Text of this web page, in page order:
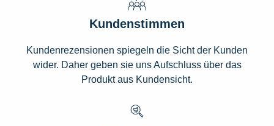
Kundenstimmen
Kundenrezensionen spiegeln die Sicht der Kunden
wider. Daher geben sie uns Aufschluss über das
Produkt aus Kundensicht.